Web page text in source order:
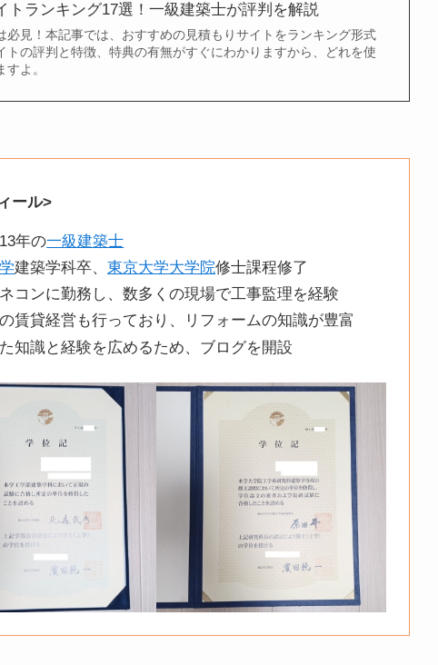
トランキング17選！一級建築士が評判を解説
必見！本記事では、おすすめの見積もりサイトをランキング形式
トの評判と特徴、特典の有無がすぐにわかりますから、どれを使
よ。
ール>
年の一級建築士
建築学科卒、東京大学大学院修士課程修了
コンに勤務し、数多くの現場で工事監理を経験
賃貸経営も行っており、リフォームの知識が豊富
知識と経験を広めるため、ブログを開設